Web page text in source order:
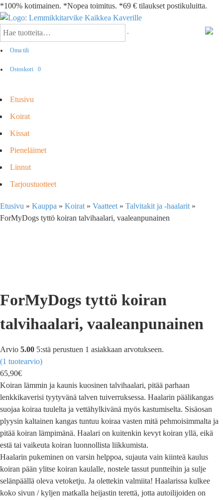
*100% kotimainen. *Nopea toimitus. *69 € tilaukset postikuluitta.
Oma tili
Ostoskori 0
Etusivu
Koirat
Kissat
Pieneläimet
Linnut
Tarjoustuotteet
Etusivu » Kauppa » Koirat » Vaatteet » Talvitakit ja -haalarit »
ForMyDogs tyttö koiran talvihaalari, vaaleanpunainen
ForMyDogs tyttö koiran
talvihaalari, vaaleanpunainen
Arvio 5.00 5:stä perustuen 1 asiakkaan arvotukseen.
(1 tuotearvio)
65,90€
Koiran lämmin ja kaunis kuosinen talvihaalari, pitää parhaan
lenkkikaverisi tyytyvänä talven tuiverruksessa. Haalarin päälikangas
suojaa koiraa tuulelta ja vettähylkivänä myös kastumiselta. Sisäosan
plyysin kaltainen kangas tuntuu koiraa vasten mitä pehmoisimmalta ja
pitää koiran lämpimänä. Haalari on kuitenkin kevyt koiran yllä, eikä
estä tai vaikeuta koiran luonnollista liikkumista.
Haalarin pukeminen on varsin helppoa, sujauta vain kiinteä kaulus
koiran pään ylitse koiran kaulalle, nostele tassut puntteihin ja sulje
selänpäällä oleva vetoketju. Ja olettekin valmiita! Haalarissa kulkee
koko sivun / kyljen matkalla heijastin terettä, jotta autoilijoiden on